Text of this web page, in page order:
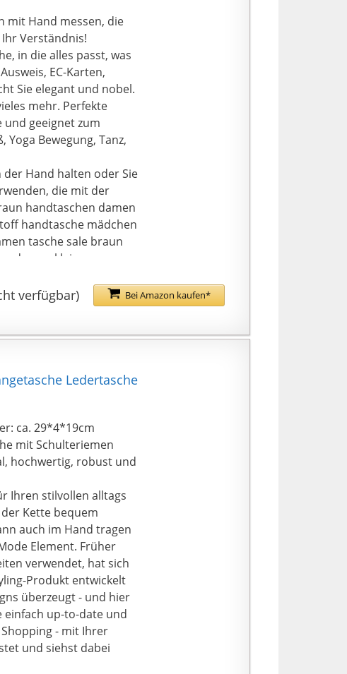
mit Hand messen, die
Verständnis!
in die alles passt, was
EC-Karten,
Sie elegant und nobel.
mehr. Perfekte
geeignet zum
Yoga Bewegung, Tanz,
der Hand halten oder Sie
die mit der
handtaschen damen
handtasche mädchen
tasche sale braun
damen klein
damen rosa
groß portemonnaie
frauen
portemonnaie
oder klicken Sie auf
sondern auch nicht
in unserem Geschäft,
Bestes tun, um Ihnen
Haben Sie einen
Bei Amazon kaufen*
verfügbar)
Ledertasche
ca. 29*4*19cm
mit Schulteriemen
hochwertig, robust und
Ihren stilvollen alltags
Kette bequem
auch im Hand tragen
Element. Früher
verwendet, hat sich
Produkt entwickelt
überzeugt - und hier
einfach up-to-date und
- mit Ihrer
und siehst dabei